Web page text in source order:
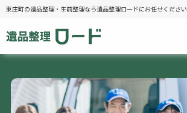
東庄町の遺品整理・生前整理なら遺品整理ロードにお任せください